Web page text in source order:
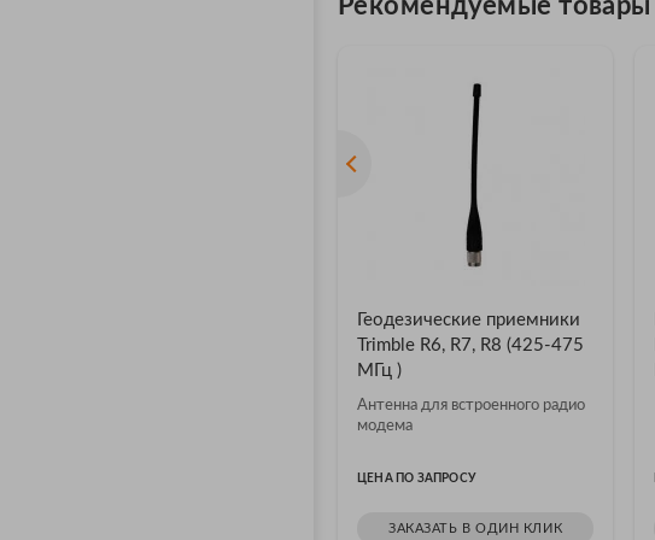
Рекомендуемые товары
Геодезические приемники
Trimble R6, R7, R8 (425-475
МГц )
Антенна для встроенного радио
модема
ЦЕНА ПО ЗАПРОСУ
ЗАКАЗАТЬ В ОДИН КЛИК